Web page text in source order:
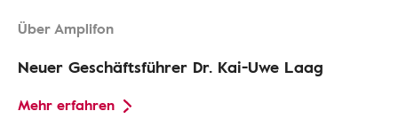
Über Amplifon
Neuer Geschäftsführer Dr. Kai-Uwe Laag
Mehr erfahren